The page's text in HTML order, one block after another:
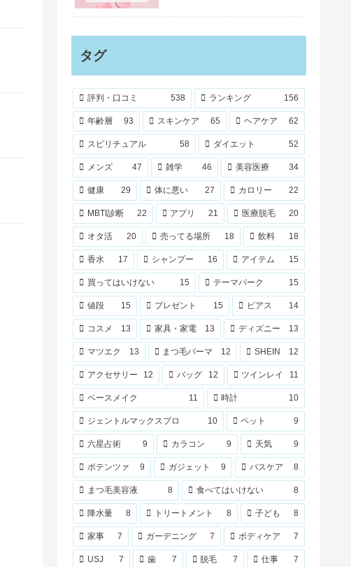
タグ
評判・口コミ 538 ランキング 156
年齢層 93 スキンケア 65 ヘアケア 62
スピリチュアル 58 ダイエット 52
メンズ 47 雑学 46 美容医療 34
健康 29 体に悪い 27 カロリー 22
MBTI診断 22 アプリ 21 医療脱毛 20
オタ活 20 売ってる場所 18 飲料 18
香水 17 シャンプー 16 アイテム 15
買ってはいけない 15 テーマパーク 15
値段 15 プレゼント 15 ピアス 14
コスメ 13 家具・家電 13 ディズニー 13
マツエク 13 まつ毛パーマ 12 SHEIN 12
アクセサリー 12 バッグ 12 ツインレイ 11
ベースメイク 11 時計 10
ジェントルマックスプロ 10 ペット 9
六星占術 9 カラコン 9 天気 9
ポテンツァ 9 ガジェット 9 バスケア 8
まつ毛美容液 8 食べてはいけない 8
降水量 8 トリートメント 8 子ども 8
家事 7 ガーデニング 7 ボディケア 7
USJ 7 歯 7 脱毛 7 仕事 7